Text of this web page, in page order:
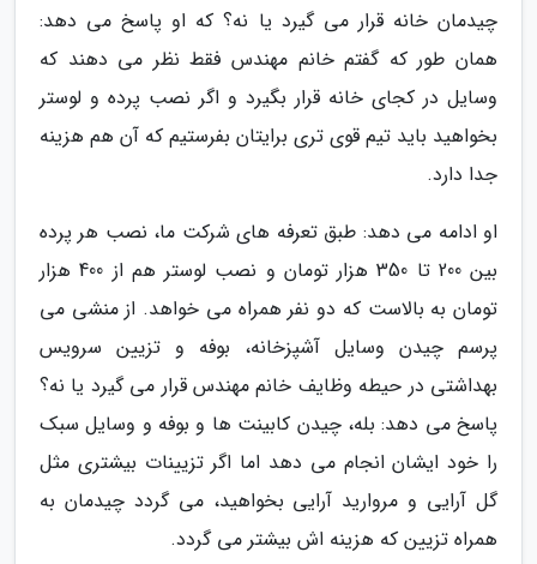
چیدمان خانه قرار می گیرد یا نه؟ که او پاسخ می دهد:
همان طور که گفتم خانم مهندس فقط نظر می دهند که
وسایل در کجای خانه قرار بگیرد و اگر نصب پرده و لوستر
بخواهید باید تیم قوی تری برایتان بفرستیم که آن هم هزینه
جدا دارد.
او ادامه می دهد: طبق تعرفه های شرکت ما، نصب هر پرده
بین 200 تا 350 هزار تومان و نصب لوستر هم از 400 هزار
تومان به بالاست که دو نفر همراه می خواهد. از منشی می
پرسم چیدن وسایل آشپزخانه، بوفه و تزیین سرویس
بهداشتی در حیطه وظایف خانم مهندس قرار می گیرد یا نه؟
پاسخ می دهد: بله، چیدن کابینت ها و بوفه و وسایل سبک
را خود ایشان انجام می دهد اما اگر تزیینات بیشتری مثل
گل آرایی و مروارید آرایی بخواهید، می گردد چیدمان به
همراه تزیین که هزینه اش بیشتر می گردد.